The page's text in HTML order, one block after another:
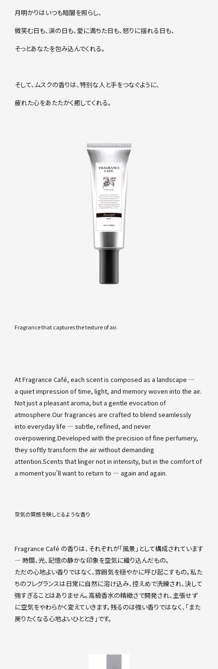
月明かりはいつも暗闇を照らし、
微笑む日も、涙の日も、愛に満ちた日も、怒りに揺れる日も、
そっとあなたを包み込んでくれる。
そして、ムスクの香りは、特別な人と手をつなぐように、
疲れた心をあたたかく癒してくれる。
Fragrance that captures the texture of air.
At Fragrance Café, each scent is composed as a landscape —
a quiet impression of time, light, and memory woven into the air.
Not just a pleasant aroma, but a gentle evocation of
atmosphere.Our fragrances are crafted to blend seamlessly
into everyday life — subtle, refined, and never
overpowering.Developed with the precision of fine perfumery,
they softly transform the air without demanding
attention.Scents that linger not in intensity, but in the comfort of
a moment you’ll want to return to — again and again.
空気の質感を映しとるような香り
Fragrance Café の香りは、それぞれが「風景」として構成されています
― 時間、光、記憶の静かな印象を空気に織り込んだもの。
ただの心地よい香りではなく、雰囲気を穏やかに呼び起こすもの。私た
ちのフレグランスは日常に自然に溶け込み、控えめで洗練され、決して
強すぎることはありません。高級香水の精緻さで開発され、主張せず
に空気をやわらかく変えていきます。残るのは強い香りではなく、「また
戻りたくなる心地よいひととき」です。